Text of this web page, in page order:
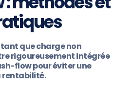
que charge non
rigoureusement intégrée
flow pour éviter une
rentabilité.